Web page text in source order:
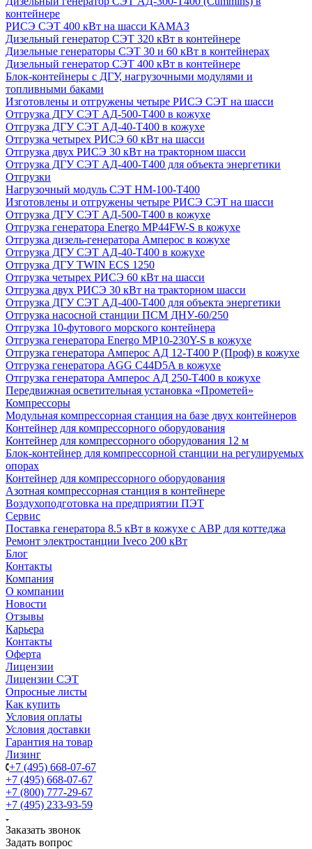
контейнере
РИСЭ СЭТ 400 кВт на шасси КАМАЗ
Дизельный генератор СЭТ 320 кВт в контейнере
Дизельные генераторы СЭТ 30 и 60 кВт в контейнерах
Дизельный генератор СЭТ 400 кВт в контейнере
Блок-контейнеры с ДГУ, нагрузочными модулями и
топливными баками
Изготовлены и отгружены четыре РИСЭ СЭТ на шасси
Отгрузка ДГУ СЭТ АД-500-Т400 в кожухе
Отгрузка ДГУ СЭТ АД-40-Т400 в кожухе
Отгрузка четырех РИСЭ 60 кВт на шасси
Отгрузка двух РИСЭ 30 кВт на тракторном шасси
Отгрузка ДГУ СЭТ АД-400-Т400 для объекта энергетики
Отгрузки
Нагрузочный модуль СЭТ НМ-100-Т400
Изготовлены и отгружены четыре РИСЭ СЭТ на шасси
Отгрузка ДГУ СЭТ АД-500-Т400 в кожухе
Отгрузка генератора Energo MP44FW-S в кожухе
Отгрузка дизель-генератора Амперос в кожухе
Отгрузка ДГУ СЭТ АД-40-Т400 в кожухе
Отгрузка ДГУ TWIN ECS 1250
Отгрузка четырех РИСЭ 60 кВт на шасси
Отгрузка двух РИСЭ 30 кВт на тракторном шасси
Отгрузка ДГУ СЭТ АД-400-Т400 для объекта энергетики
Отгрузка насосной станции ПСМ ДНУ-60/250
Отгрузка 10-футового морского контейнера
Отгрузка генератора Energo MP10-230Y-S в кожухе
Отгрузка генератора Амперос АД 12-Т400 P (Проф) в кожухе
Отгрузка генератора AGG C44D5A в кожухе
Отгрузка генератора Амперос АД 250-Т400 в кожухе
Передвижная осветительная установка «Прометей»
Компрессоры
Модульная компрессорная станция на базе двух контейнеров
Контейнер для компрессорного оборудования
Контейнер для компрессорного оборудования 12 м
Блок-контейнер для компрессорной станции на регулируемых
опорах
Контейнер для компрессорного оборудования
Азотная компрессорная станция в контейнере
Воздухоподготовка на предприятии ПЭТ
Сервис
Поставка генератора 8.5 кВт в кожухе с АВР для коттеджа
Ремонт электростанции Iveco 200 кВт
Блог
Контакты
Компания
О компании
Новости
Отзывы
Карьера
Контакты
Оферта
Лицензии
Лицензии СЭТ
Опросные листы
Как купить
Условия оплаты
Условия доставки
Гарантия на товар
Лизинг
+7 (495) 668-07-67
+7 (495) 668-07-67
+7 (800) 777-29-67
+7 (495) 233-93-59
Заказать звонок
Задать вопрос